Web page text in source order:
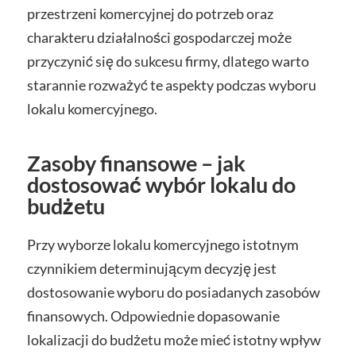
przestrzeni komercyjnej do potrzeb oraz
charakteru działalności gospodarczej może
przyczynić się do sukcesu firmy, dlatego warto
starannie rozważyć te aspekty podczas wyboru
lokalu komercyjnego.
Zasoby finansowe – jak
dostosować wybór lokalu do
budżetu
Przy wyborze lokalu komercyjnego istotnym
czynnikiem determinującym decyzję jest
dostosowanie wyboru do posiadanych zasobów
finansowych. Odpowiednie dopasowanie
lokalizacji do budżetu może mieć istotny wpływ